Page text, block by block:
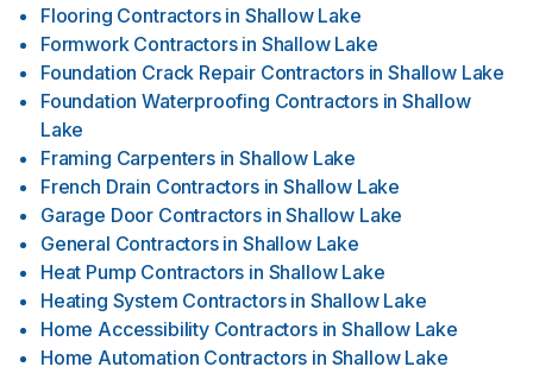
Flooring Contractors in Shallow Lake
Formwork Contractors in Shallow Lake
Foundation Crack Repair Contractors in Shallow Lake
Foundation Waterproofing Contractors in Shallow
Lake
Framing Carpenters in Shallow Lake
French Drain Contractors in Shallow Lake
Garage Door Contractors in Shallow Lake
General Contractors in Shallow Lake
Heat Pump Contractors in Shallow Lake
Heating System Contractors in Shallow Lake
Home Accessibility Contractors in Shallow Lake
Home Automation Contractors in Shallow Lake